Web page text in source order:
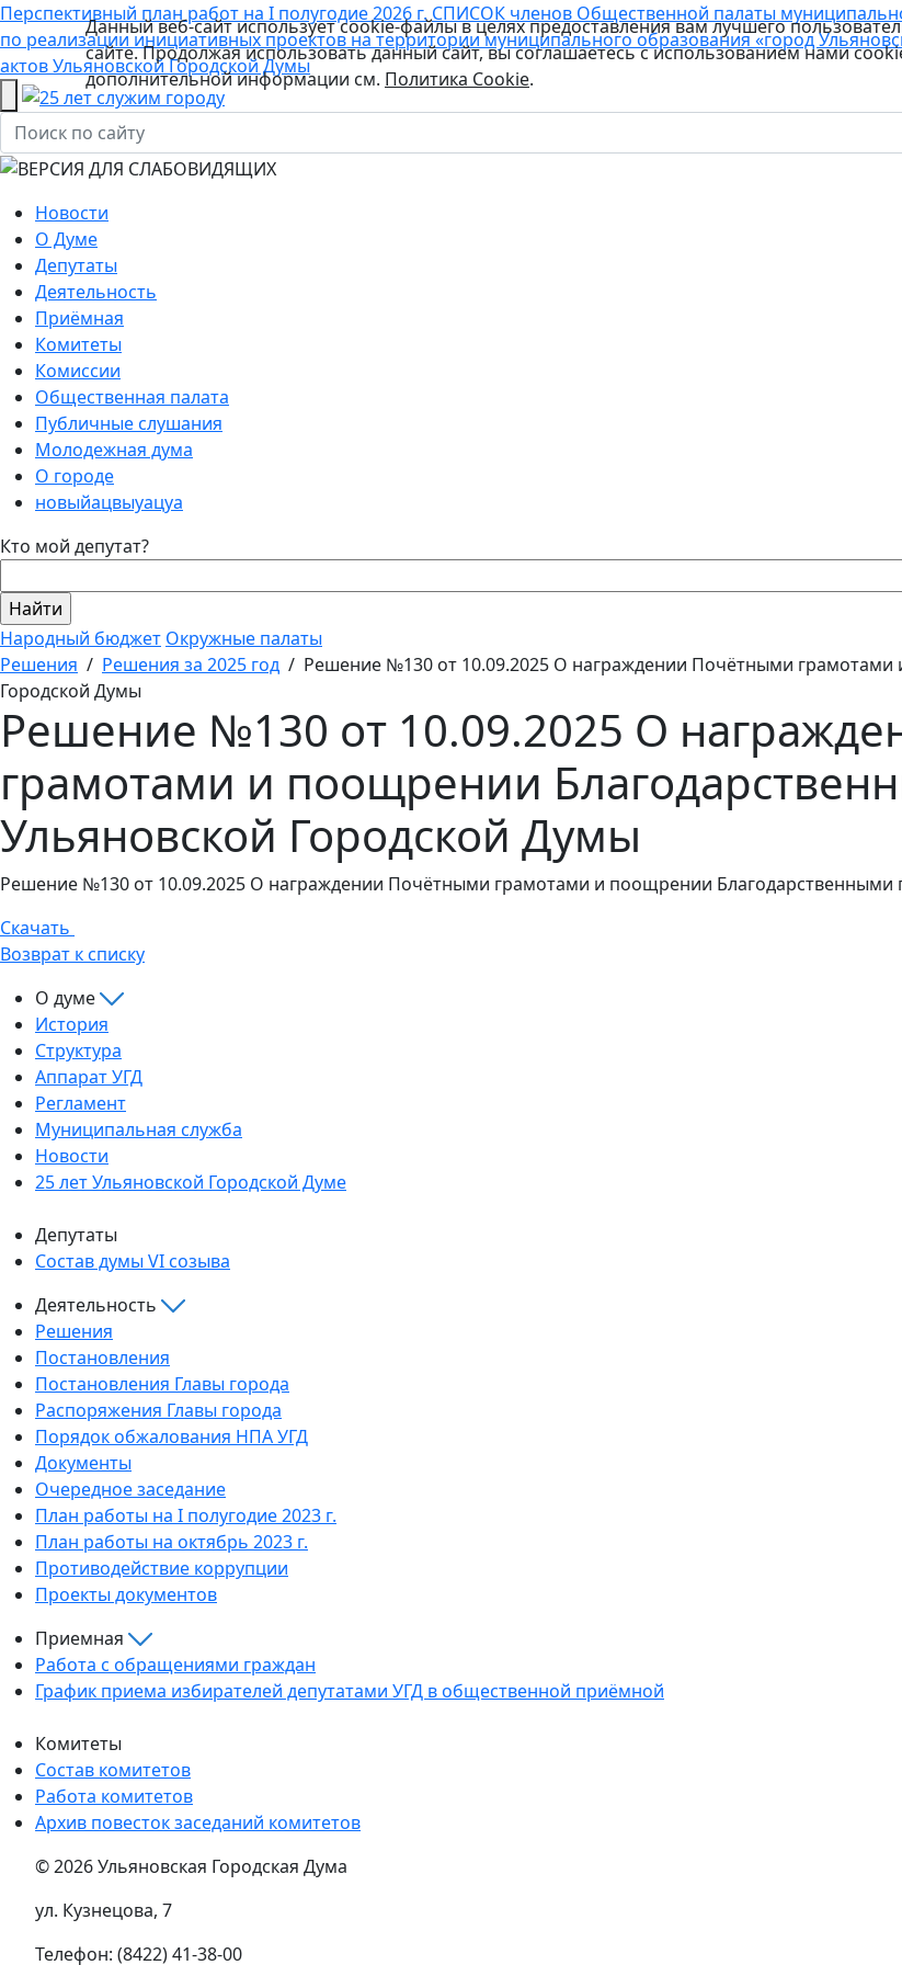
Перспективный план работ на I полугодие 2026 г.СПИСОК членов Общественной палаты
по реализации инициативных проектов на территории муниципального образования «город
актов Ульяновской Городской Думы
Новости
О Думе
Депутаты
Деятельность
Приёмная
Комитеты
Комиссии
Общественная палата
Публичные слушания
Молодежная дума
О городе
новыйацвыуацуа
Кто мой депутат?
Народный бюджет Окружные палаты
Решения / Решения за 2025 год / Решение №130 от 10.09.2025 О награждении Почётными
Городской Думы
Решение №130 от 10.09.2025 О
грамотами и поощрении
Ульяновской Городской Думы
Решение №130 от 10.09.2025 О награждении Почётными грамотами и поощрении Благодарственными
Скачать
Возврат к списку
О думе
История
Структура
Аппарат УГД
Регламент
Муниципальная служба
Новости
25 лет Ульяновской Городской Думе
Депутаты
Состав думы VI созыва
Деятельность
Решения
Постановления
Постановления Главы города
Распоряжения Главы города
Порядок обжалования НПА УГД
Документы
Очередное заседание
План работы на I полугодие 2023 г.
План работы на октябрь 2023 г.
Противодействие коррупции
Проекты документов
Приемная
Работа с обращениями граждан
График приема избирателей депутатами УГД в общественной приёмной
Комитеты
Состав комитетов
Работа комитетов
Архив повесток заседаний комитетов
© 2026 Ульяновская Городская Дума
ул. Кузнецова, 7
Телефон: (8422) 41-38-00
Данный веб-сайт использует cookie-файлы в целях предоставления вам лучшего
сайте. Продолжая использовать данный сайт, вы соглашаетесь с использованием нами
дополнительной информации см. Политика Cookie.